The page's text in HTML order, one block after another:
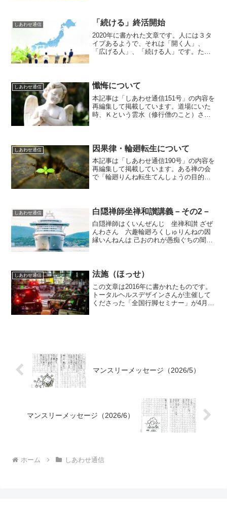
ままです」と答えました。そう...
しあわせ通信 「続ける」終活開始
2020年に書かれた文章です。人には３タ
イプあるようで、それは「開く人」、
「広げる人」、「続ける人」です。たと
ころから岩盤をこじ開けて...
しあわせ通信 懺悔について
本記事は「しあわせ通信151号」の内容を
再編集して掲載しています。道場にいた
時、Ｋという雲水（修行僧のこと）さん
が、禅は宗教以前の真...
しあわせ通信 因果律・輪廻転生について
本記事は「しあわせ通信190号」の内容を
再編集して掲載しています。ある禅の会
で「輪廻りんね転生てんしょうの目的意
は、その行為に対する反...
しあわせ通信 白隠禅師坐禅和讃講義－その2－
白隠禅師はくいんぜんじ 坐禅和讃 ざぜ
んわさん 六趣輪廻ろくしゅりんねの因
縁いんねんは 己おのれが愚痴ぐちの闇路
が趣おもむくことに...
しあわせ通信 法施（ほっせ）
この文章は2016年に書かれたものです。
トータルヘルスデザインさんが主催して
くださった「全国行脚セミナー」が4月の
マンスリーメッセージ（2026/5）
マンスリーメッセージ（2026/6）
ホーム しあわせ通信